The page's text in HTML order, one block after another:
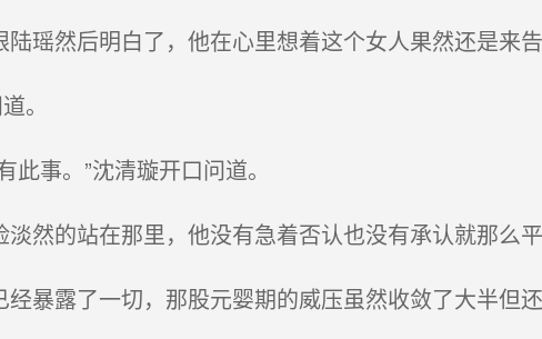
瑶然后明白了，他在心里想着这个女人果然还是来告
。
事。”沈清璇开口问道。
然的站在那里，他没有急着否认也没有承认就那么平
暴露了一切，那股元婴期的威压虽然收敛了大半但还